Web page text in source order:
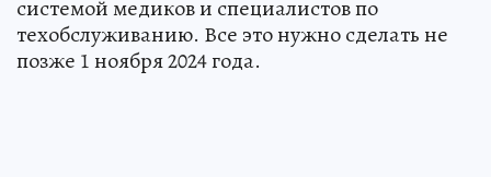
системой медиков и специалистов по
техобслуживанию. Все это нужно сделать не
позже 1 ноября 2024 года.